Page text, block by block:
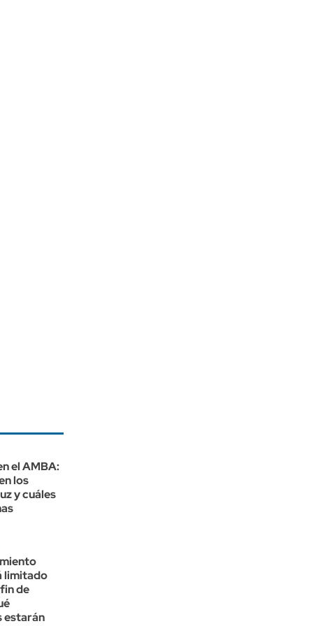
el AMBA:
los
y cuáles
limitado
de
estarán